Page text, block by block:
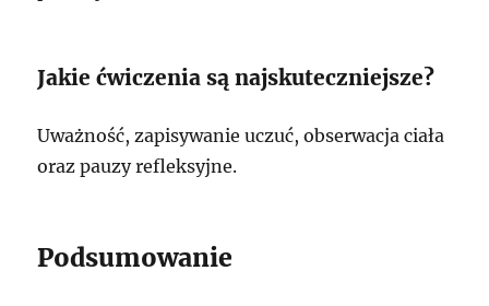
Jakie ćwiczenia są najskuteczniejsze?
Uważność, zapisywanie uczuć, obserwacja ciała
oraz pauzy refleksyjne.
Podsumowanie